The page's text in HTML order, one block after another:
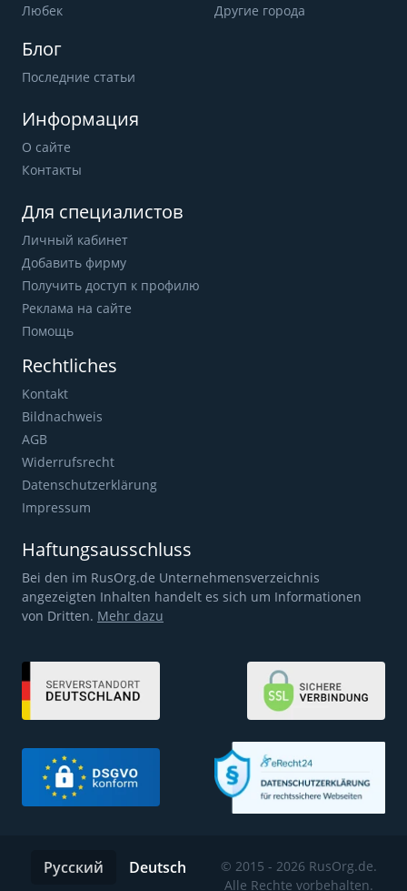
Любек
Другие города
Блог
Последние статьи
Информация
О сайте
Контакты
Для специалистов
Личный кабинет
Добавить фирму
Получить доступ к профилю
Реклама на сайте
Помощь
Rechtliches
Kontakt
Bildnachweis
AGB
Widerrufsrecht
Datenschutzerklärung
Impressum
Haftungsausschluss
Bei den im RusOrg.de Unternehmensverzeichnis
angezeigten Inhalten handelt es sich um Informationen
von Dritten. Mehr dazu
© 2015 - 2026 RusOrg.de.
Alle Rechte vorbehalten.
Русский Deutsch